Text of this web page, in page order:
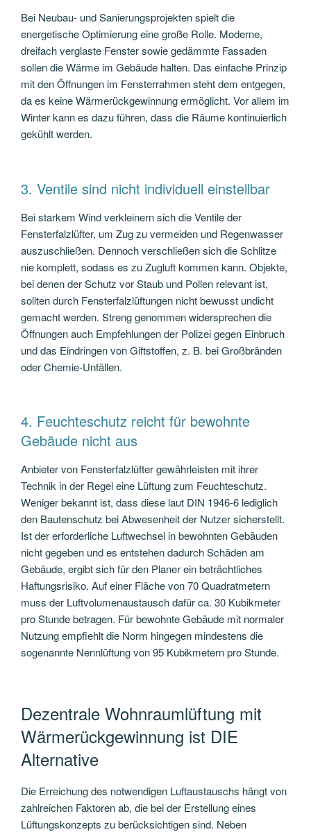
Bei Neubau- und Sanierungsprojekten spielt die
energetische Optimierung eine große Rolle. Moderne,
dreifach verglaste Fenster sowie gedämmte Fassaden
sollen die Wärme im Gebäude halten. Das einfache Prinzip
mit den Öffnungen im Fensterrahmen steht dem entgegen,
da es keine Wärmerückgewinnung ermöglicht. Vor allem im
Winter kann es dazu führen, dass die Räume kontinuierlich
gekühlt werden.
3. Ventile sind nicht individuell einstellbar
Bei starkem Wind verkleinern sich die Ventile der
Fensterfalzlüfter, um Zug zu vermeiden und Regenwasser
auszuschließen. Dennoch verschließen sich die Schlitze
nie komplett, sodass es zu Zugluft kommen kann. Objekte,
bei denen der Schutz vor Staub und Pollen relevant ist,
sollten durch Fensterfalzlüftungen nicht bewusst undicht
gemacht werden. Streng genommen widersprechen die
Öffnungen auch Empfehlungen der Polizei gegen Einbruch
und das Eindringen von Giftstoffen, z. B. bei Großbränden
oder Chemie-Unfällen.
4. Feuchteschutz reicht für bewohnte
Gebäude nicht aus
Anbieter von Fensterfalzlüfter gewährleisten mit ihrer
Technik in der Regel eine Lüftung zum Feuchteschutz.
Weniger bekannt ist, dass diese laut DIN 1946-6 lediglich
den Bautenschutz bei Abwesenheit der Nutzer sicherstellt.
Ist der erforderliche Luftwechsel in bewohnten Gebäuden
nicht gegeben und es entstehen dadurch Schäden am
Gebäude, ergibt sich für den Planer ein beträchtliches
Haftungsrisiko. Auf einer Fläche von 70 Quadratmetern
muss der Luftvolumenaustausch dafür ca. 30 Kubikmeter
pro Stunde betragen. Für bewohnte Gebäude mit normaler
Nutzung empfiehlt die Norm hingegen mindestens die
sogenannte Nennlüftung von 95 Kubikmetern pro Stunde.
Dezentrale Wohnraumlüftung mit
Wärmerückgewinnung ist DIE
Alternative
Die Erreichung des notwendigen Luftaustauschs hängt von
zahlreichen Faktoren ab, die bei der Erstellung eines
Lüftungskonzepts zu berücksichtigen sind. Neben